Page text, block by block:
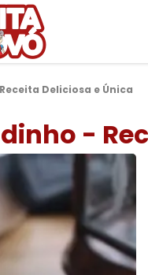
Deliciosa e Única
-